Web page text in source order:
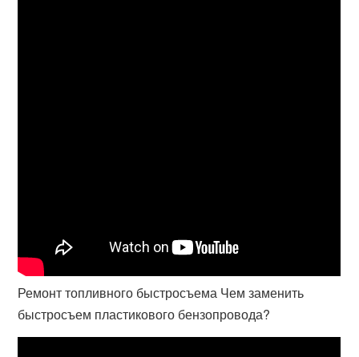
Ремонт топливного быстросъема Чем заменить
быстросъем пластикового бензопровода?